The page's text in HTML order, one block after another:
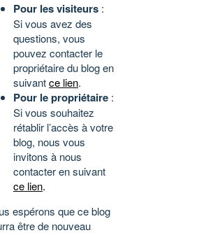
Pour les visiteurs :
Si vous avez des
questions, vous
pouvez contacter le
propriétaire du blog en
suivantce lien.
Pour le propriétaire :
Si vous souhaitez
rétablir l’accès à votre
blog, nous vous
invitons à nous
contacter en suivant
ce lien.
espérons que ce blog
être de nouveau